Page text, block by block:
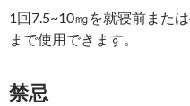
1回7.5~10㎎を就寝前また
まで使用できます。
禁忌